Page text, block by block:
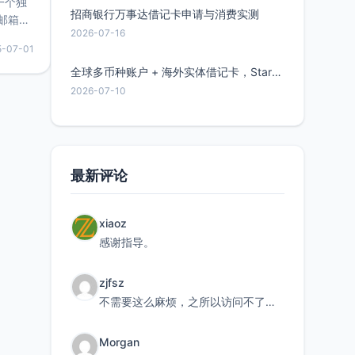
箱等
较有
惠的
07-01
招商银行万事达借记卡申请与消费实测
2026-07-16
全球多币种账户 + 海外实体借记卡，Starryblu开户教程与注意事项
2026-07-10
最新评论
xiaoz
感谢指导。
zjfsz
不需要这么麻烦，之所以访问不了，是由于非对称路由的问题，在爱快主路由添加一条静态路由192.168.
Morgan